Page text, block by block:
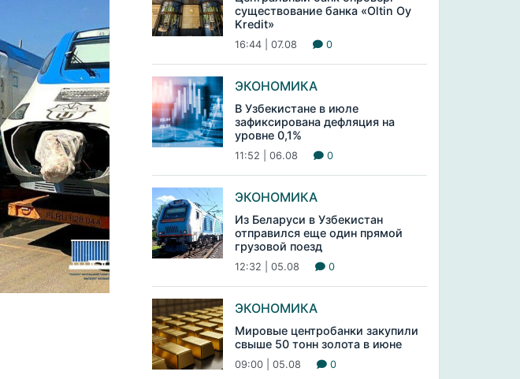
существование банка «Oltin Oy
Kredit»
16:44 | 07.08 0
ЭКОНОМИКА
В Узбекистане в июле
зафиксирована дефляция на
уровне 0,1%
11:52 | 06.08 0
ЭКОНОМИКА
Из Беларуси в Узбекистан
отправился еще один прямой
грузовой поезд
12:32 | 05.08 0
ЭКОНОМИКА
Мировые центробанки закупили
свыше 50 тонн золота в июне
09:00 | 05.08 0